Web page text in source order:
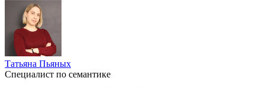
Татьяна Пьяных
Специалист по семантике